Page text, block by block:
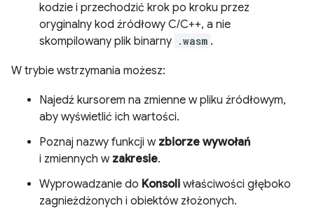
kodzie i przechodzić krok po kroku przez
oryginalny kod źródłowy C/C++, a nie
skompilowany plik binarny .wasm .
W trybie wstrzymania możesz:
Najedź kursorem na zmienne w pliku źródłowym,
aby wyświetlić ich wartości.
Poznaj nazwy funkcji w zbiorze wywołań
i zmiennych w zakresie.
Wyprowadzanie do Konsoli właściwości głęboko
zagnieżdżonych i obiektów złożonych.